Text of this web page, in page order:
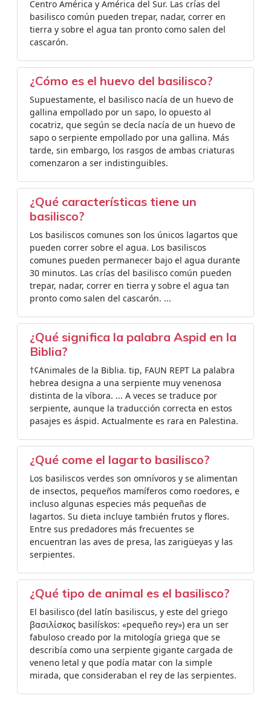
Centro América y América del Sur. Las crías del
basilisco común pueden trepar, nadar, correr en
tierra y sobre el agua tan pronto como salen del
cascarón.
¿Cómo es el huevo del basilisco?
Supuestamente, el basilisco nacía de un huevo de
gallina empollado por un sapo, lo opuesto al
cocatriz, que según se decía nacía de un huevo de
sapo o serpiente empollado por una gallina. Más
tarde, sin embargo, los rasgos de ambas criaturas
comenzaron a ser indistinguibles.
¿Qué características tiene un
basilisco?
Los basiliscos comunes son los únicos lagartos que
pueden correr sobre el agua. Los basiliscos
comunes pueden permanecer bajo el agua durante
30 minutos. Las crías del basilisco común pueden
trepar, nadar, correr en tierra y sobre el agua tan
pronto como salen del cascarón. ...
¿Qué significa la palabra Aspid en la
Biblia?
†¢Animales de la Biblia. tip, FAUN REPT La palabra
hebrea designa a una serpiente muy venenosa
distinta de la víbora. ... A veces se traduce por
serpiente, aunque la traducción correcta en estos
pasajes es áspid. Actualmente es rara en Palestina.
¿Qué come el lagarto basilisco?
Los basiliscos verdes son omnívoros y se alimentan
de insectos, pequeños mamíferos como roedores, e
incluso algunas especies más pequeñas de
lagartos. Su dieta incluye también frutos y flores.
Entre sus predadores más frecuentes se
encuentran las aves de presa, las zarigüeyas y las
serpientes.
¿Qué tipo de animal es el basilisco?
El basilisco​ (del latín basiliscus, y este del griego
βασιλίσκος basilískos: «pequeño rey») era un ser
fabuloso creado por la mitología griega que se
describía como una serpiente gigante cargada de
veneno letal y que podía matar con la simple
mirada, que consideraban el rey de las serpientes.